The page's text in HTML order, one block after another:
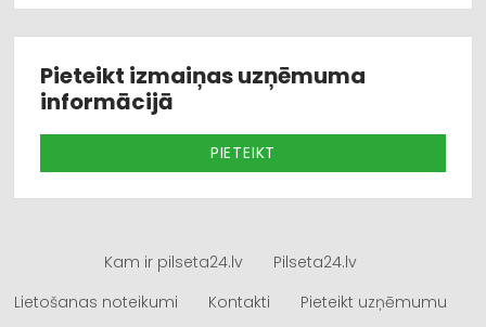
Pieteikt izmaiņas uzņēmuma
informācijā
PIETEIKT
Kam ir pilseta24.lv
Pilseta24.lv
Lietošanas noteikumi
Kontakti Pieteikt uzņēmumu